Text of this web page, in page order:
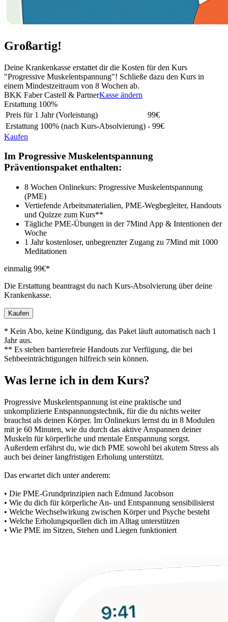
Großartig!
Deine Krankenkasse erstattet dir die Kosten für den Kurs
"Progressive Muskelentspannung"! Schließe dazu den Kurs in
einem Mindestzeitraum von 8 Wochen ab.
BKK Faber Castell & PartnerKasse ändern
Erstattung 100%
Preis für 1 Jahr (Vorleistung)
99€
Erstattung 100% (nach Kurs-Absolvierung) - 99€
Kaufen
Im Progressive Muskelentspannung
Präventionspaket enthalten:
8 Wochen Onlinekurs: Progressive Muskelentspannung
(PME)
Vertiefende Arbeitsmaterialien, PME-Wegbegleiter, Handouts
und Quizze zum Kurs**
Tägliche PME-Übungen in der 7Mind App & Intentionen der
Woche
1 Jahr kostenloser, unbegrenzter Zugang zu 7Mind mit 1000
Meditationen
einmalig 99€*
Die Erstattung beantragst du nach Kurs-Absolvierung über deine
Krankenkasse.
Kaufen
* Kein Abo, keine Kündigung, das Paket läuft automatisch nach 1
Jahr aus.
** Es stehen barrierefreie Handouts zur Verfügung, die bei
Sehbeeinträchtigungen hilfreich sein können.
Was lerne ich in dem Kurs?
Progressive Muskelentspannung ist eine praktische und
unkomplizierte Entspannungstechnik, für die du nichts weiter
brauchst als deinen Körper. Im Onlinekurs lernst du in 8 Modulen
mit je 60 Minuten, wie du durch das aktive Anspannen deiner
Muskeln für körperliche und mentale Entspannung sorgst.
Außerdem erfährst du, wie dich PME sowohl bei akutem Stress als
auch bei deiner langfristigen Erholung unterstützt.
Das erwartet dich unter anderem:
• Die PME-Grundprinzipien nach Edmund Jacobson
• Wie du dich für körperliche An- und Entspannung sensibilisierst
• Welche Wechselwirkung zwischen Körper und Psyche besteht
• Welche Erholungsquellen dich im Alltag unterstützen
• Wie PME im Sitzen, Stehen und Liegen funktioniert